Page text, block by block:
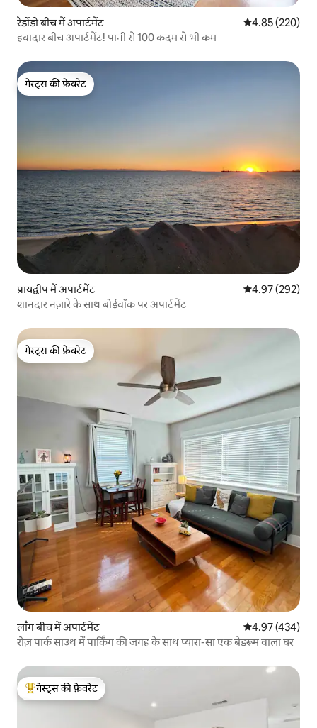
रेडोंडो बीच में अपार्टमेंट औसत रेटिंग 5 में से
4.85 (220)
हवादार बीच अपार्टमेंट! पानी से 100 कदम से भी कम
गेस्ट्स की फ़ेवरेट
गेस्ट्स की फ़ेवरेट
प्रायद्वीप में अपार्टमेंट औसत रेटिंग 5 में से
4.97 (292)
शानदार नज़ारे के साथ बोर्डवॉक पर अपार्टमेंट
गेस्ट्स की फ़ेवरेट
गेस्ट्स की फ़ेवरेट
लाँग बीच में अपार्टमेंट औसत रेटिंग 5 में से
4.97 (434)
रोज़ पार्क साउथ में पार्किंग की जगह के साथ प्यारा-सा एक बेडरूम वाला घर
गेस्ट्स का टॉप फ़ेवरेट
गेस्ट्स की फ़ेवरेट